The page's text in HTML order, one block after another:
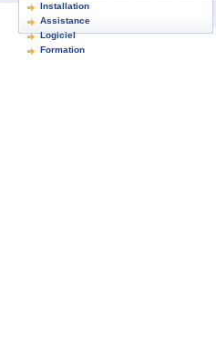
Installation
Assistance
Logiciel
Formation